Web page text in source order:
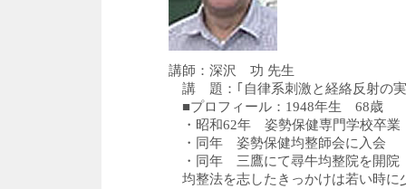
講師：深沢 功 先生
講 題：｢自律系刺激と経絡反射の
■プロフィール：1948年生 68歳
・昭和62年 姿勢保健専門学校卒業
・同年 姿勢保健均整師会に入会
・同年 三鷹にて尋牛均整院を開院
均整法を志したきっかけは若い時に